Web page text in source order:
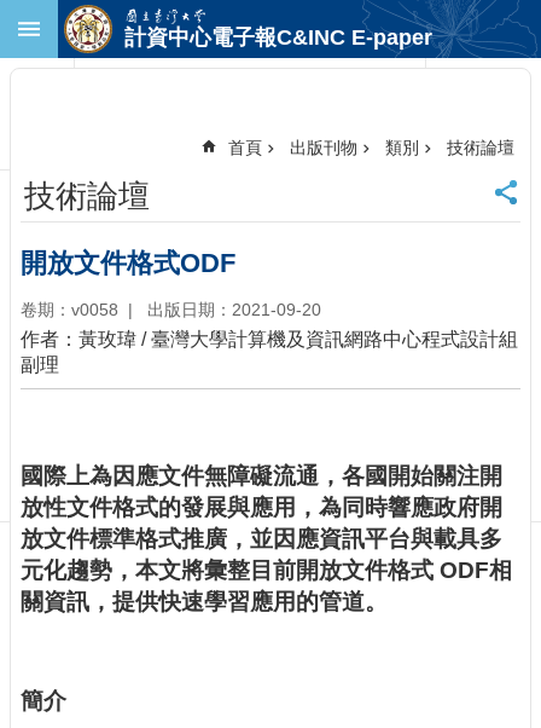
跳到主要內容區塊
首
頁
臺
大
首
頁
計
中
聯
絡
資
訊
訂
閱/
網
站
計資中心電子報C&INC E-paper
首頁 出版刊物 類別 技術論壇
技術論壇
開放文件格式ODF
卷期：v0058 出版日期：2021-09-20
作者：黃玫瑋 / 臺灣大學計算機及資訊網路中心程式設計組
副理
國際上為因應文件無障礙流通，各國開始關注開
放性文件格式的發展與應用，為同時響應政府開
放文件標準格式推廣，並因應資訊平台與載具多
元化趨勢，本文將彙整目前開放文件格式 ODF相
關資訊，提供快速學習應用的管道。
簡介